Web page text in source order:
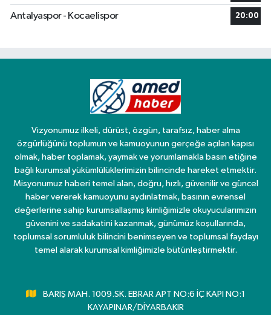
Antalyaspor - Kocaelispor 20:00
Vizyonumuz ilkeli, dürüst, özgün, tarafsız, haber alma
özgürlüğünü toplumun ve kamuoyunun gerçeğe açılan kapısı
olmak, haber toplamak, yaymak ve yorumlamakla basın etiğine
bağlı kurumsal yükümlülüklerimizin bilincinde hareket etmektir.
Misyonumuz haberi temel alan, doğru, hızlı, güvenilir ve güncel
haber vererek kamuoyunu aydınlatmak, basının evrensel
değerlerine sahip kurumsallaşmış kimliğimizle okuyucularımızın
güvenini ve sadakatini kazanmak, günümüz koşullarında,
toplumsal sorumluluk bilincini benimseyen ve toplumsal faydayı
temel alarak kurumsal kimliğimizle bütünleştirmektir.
BARIŞ MAH. 1009.SK. EBRAR APT NO:6 İÇ KAPI NO:1
KAYAPINAR/DİYARBAKIR